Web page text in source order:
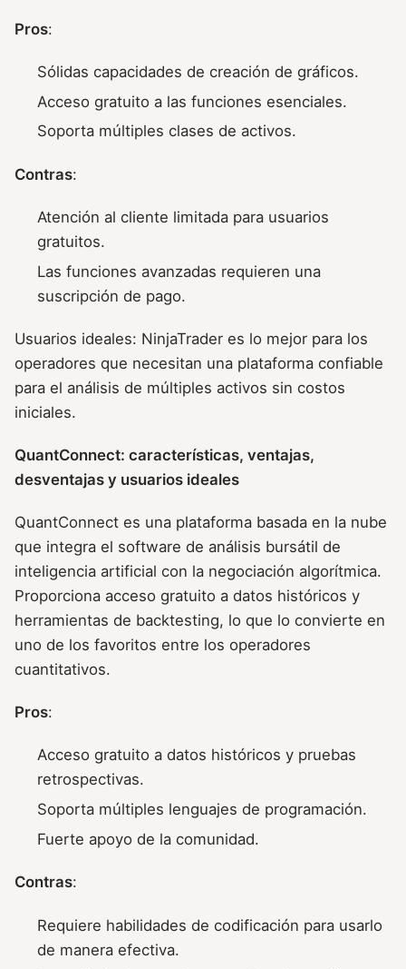
Pros:
Sólidas capacidades de creación de gráficos.
Acceso gratuito a las funciones esenciales.
Soporta múltiples clases de activos.
Contras:
Atención al cliente limitada para usuarios
gratuitos.
Las funciones avanzadas requieren una
suscripción de pago.
Usuarios ideales: NinjaTrader es lo mejor para los
operadores que necesitan una plataforma confiable
para el análisis de múltiples activos sin costos
iniciales.
QuantConnect: características, ventajas,
desventajas y usuarios ideales
QuantConnect es una plataforma basada en la nube
que integra el software de análisis bursátil de
inteligencia artificial con la negociación algorítmica.
Proporciona acceso gratuito a datos históricos y
herramientas de backtesting, lo que lo convierte en
uno de los favoritos entre los operadores
cuantitativos.
Pros:
Acceso gratuito a datos históricos y pruebas
retrospectivas.
Soporta múltiples lenguajes de programación.
Fuerte apoyo de la comunidad.
Contras:
Requiere habilidades de codificación para usarlo
de manera efectiva.